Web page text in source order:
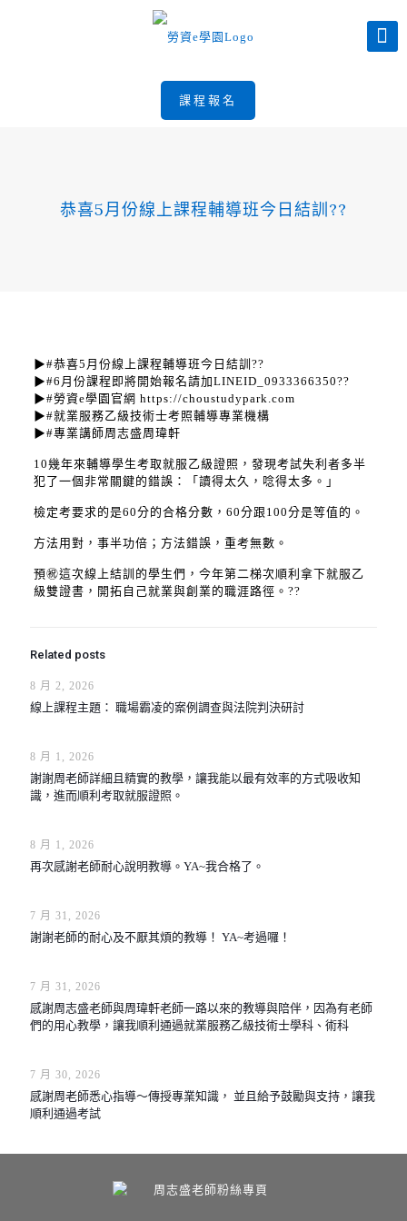
課程報名
恭喜5月份線上課程輔導班今日結訓??
▶#恭喜5月份線上課程輔導班今日結訓??
▶#6月份課程即將開始報名請加LINEID_0933366350??
▶#勞資e學園官網 https://choustudypark.com
▶#就業服務乙級技術士考照輔導專業機構
▶#專業講師周志盛周瑋軒
10幾年來輔導學生考取就服乙級證照，發現考試失利者多半
犯了一個非常關鍵的錯誤：「讀得太久，唸得太多。」
檢定考要求的是60分的合格分數，60分跟100分是等值的。
方法用對，事半功倍；方法錯誤，重考無數。
預㊗️這次線上結訓的學生們，今年第二梯次順利拿下就服乙
級雙證書，開拓自己就業與創業的職涯路徑。??
Related posts
8 月 2, 2026
線上課程主題： 職場霸凌的案例調查與法院判決研討
8 月 1, 2026
謝謝周老師詳細且精實的教學，讓我能以最有效率的方式吸收知
識，進而順利考取就服證照。
8 月 1, 2026
再次感謝老師耐心說明教導。YA~我合格了。
7 月 31, 2026
謝謝老師的耐心及不厭其煩的教導！ YA~考過囉！
7 月 31, 2026
感謝周志盛老師與周瑋軒老師一路以來的教導與陪伴，因為有老師
們的用心教學，讓我順利通過就業服務乙級技術士學科、術科
7 月 30, 2026
感謝周老師悉心指導～傳授專業知識， 並且給予鼓勵與支持，讓我
順利通過考試